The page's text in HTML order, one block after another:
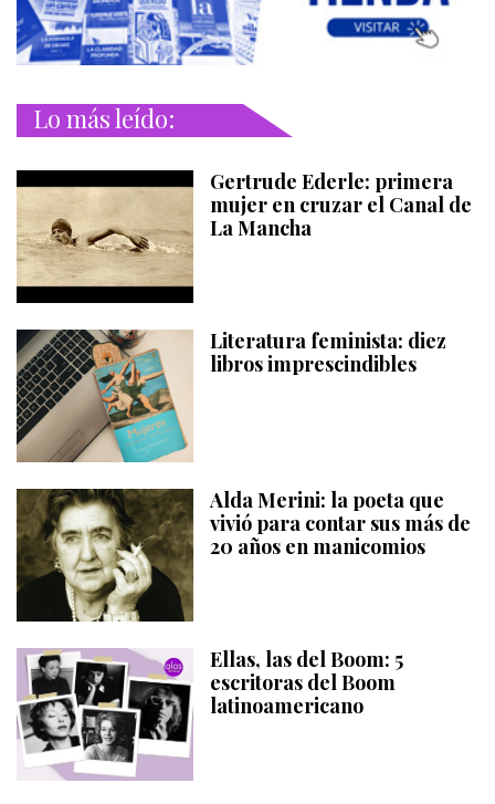
Lo más leído:
Gertrude Ederle: primera
mujer en cruzar el Canal de
La Mancha
Literatura feminista: diez
libros imprescindibles
Alda Merini: la poeta que
vivió para contar sus más de
20 años en manicomios
Ellas, las del Boom: 5
escritoras del Boom
latinoamericano